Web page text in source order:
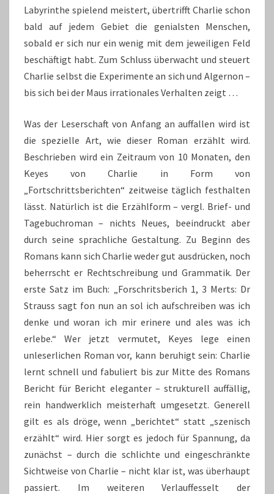
Labyrinthe spielend meistert, übertrifft Charlie schon
bald auf jedem Gebiet die genialsten Menschen,
sobald er sich nur ein wenig mit dem jeweiligen Feld
beschäftigt habt. Zum Schluss überwacht und steuert
Charlie selbst die Experimente an sich und Algernon –
bis sich bei der Maus irrationales Verhalten zeigt …
Was der Leserschaft von Anfang an auffallen wird ist
die spezielle Art, wie dieser Roman erzählt wird.
Beschrieben wird ein Zeitraum von 10 Monaten, den
Keyes von Charlie in Form von
„Fortschrittsberichten“ zeitweise täglich festhalten
lässt. Natürlich ist die Erzählform – vergl. Brief- und
Tagebuchroman – nichts Neues, beeindruckt aber
durch seine sprachliche Gestaltung. Zu Beginn des
Romans kann sich Charlie weder gut ausdrücken, noch
beherrscht er Rechtschreibung und Grammatik. Der
erste Satz im Buch: „Forschritsberich 1, 3 Merts: Dr
Strauss sagt fon nun an sol ich aufschreiben was ich
denke und woran ich mir erinere und ales was ich
erlebe.“ Wer jetzt vermutet, Keyes lege einen
unleserlichen Roman vor, kann beruhigt sein: Charlie
lernt schnell und fabuliert bis zur Mitte des Romans
Bericht für Bericht eleganter – strukturell auffällig,
rein handwerklich meisterhaft umgesetzt. Generell
gilt es als dröge, wenn „berichtet“ statt „szenisch
erzählt“ wird. Hier sorgt es jedoch für Spannung, da
zunächst – durch die schlichte und eingeschränkte
Sichtweise von Charlie – nicht klar ist, was überhaupt
passiert. Im weiteren Verlauffesselt der